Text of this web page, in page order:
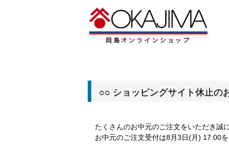
○○ ショッピングサイト休止の
たくさんのお中元のご注文をいただき誠
お中元のご注文受付は8月3日(月) 17:00